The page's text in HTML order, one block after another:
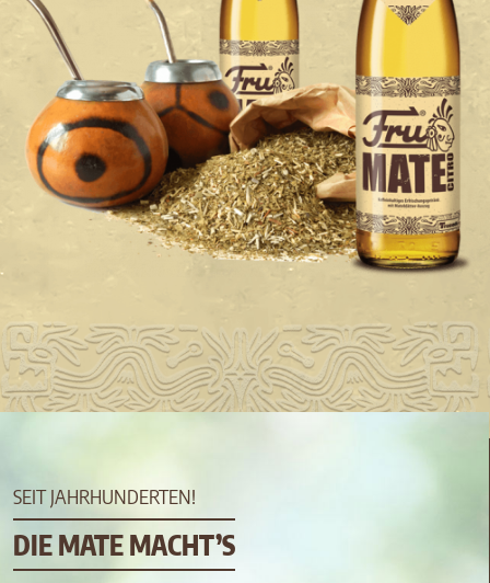
SEIT JAHRHUNDERTEN!
DIE MATE MACHT’S